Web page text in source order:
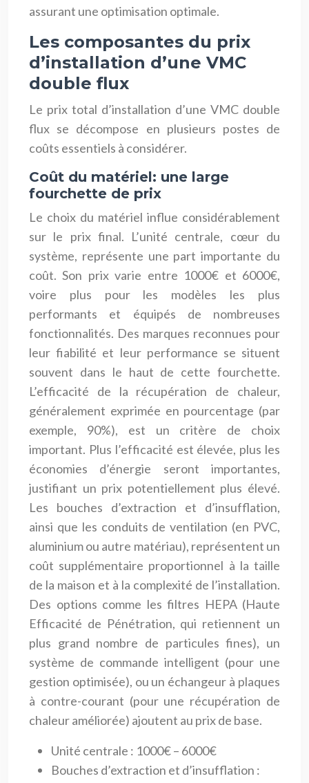
assurant une optimisation optimale.
Les composantes du prix
d’installation d’une VMC
double flux
Le prix total d’installation d’une VMC double
flux se décompose en plusieurs postes de
coûts essentiels à considérer.
Coût du matériel: une large
fourchette de prix
Le choix du matériel influe considérablement
sur le prix final. L’unité centrale, cœur du
système, représente une part importante du
coût. Son prix varie entre 1000€ et 6000€,
voire plus pour les modèles les plus
performants et équipés de nombreuses
fonctionnalités. Des marques reconnues pour
leur fiabilité et leur performance se situent
souvent dans le haut de cette fourchette.
L’efficacité de la récupération de chaleur,
généralement exprimée en pourcentage (par
exemple, 90%), est un critère de choix
important. Plus l’efficacité est élevée, plus les
économies d’énergie seront importantes,
justifiant un prix potentiellement plus élevé.
Les bouches d’extraction et d’insufflation,
ainsi que les conduits de ventilation (en PVC,
aluminium ou autre matériau), représentent un
coût supplémentaire proportionnel à la taille
de la maison et à la complexité de l’installation.
Des options comme les filtres HEPA (Haute
Efficacité de Pénétration, qui retiennent un
plus grand nombre de particules fines), un
système de commande intelligent (pour une
gestion optimisée), ou un échangeur à plaques
à contre-courant (pour une récupération de
chaleur améliorée) ajoutent au prix de base.
Unité centrale : 1000€ – 6000€
Bouches d’extraction et d’insufflation :